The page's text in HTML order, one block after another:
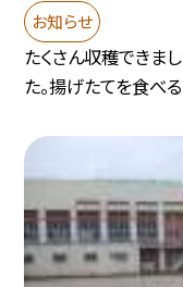
お知らせ
たくさん収穫できま
た。揚げたてを食べ